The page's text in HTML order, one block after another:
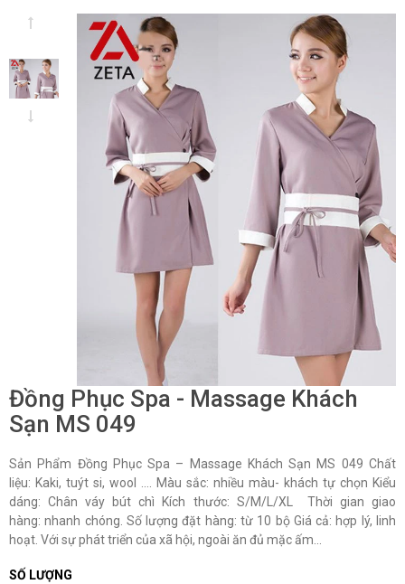
Đồng Phục Spa - Massage Khách
Sạn MS 049
Sản Phẩm Đồng Phục Spa – Massage Khách Sạn MS 049 Chất
liệu: Kaki, tuýt si, wool …. Màu sắc: nhiều màu- khách tự chọn Kiểu
dáng: Chân váy bút chì Kích thước: S/M/L/XL Thời gian giao
hàng: nhanh chóng. Số lượng đặt hàng: từ 10 bộ Giá cả: hợp lý, linh
hoạt. Với sự phát triển của xã hội, ngoài ăn đủ mặc ấm...
SỐ LƯỢNG